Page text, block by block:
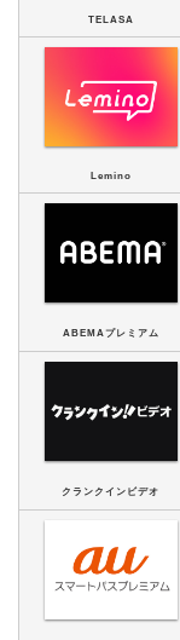
TELASA
Lemino
ABEMAプレミアム
クランクインビデオ